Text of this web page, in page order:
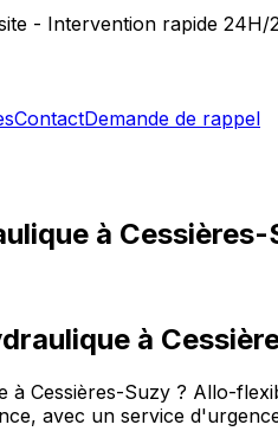
- Intervention rapide
ContactDemande de rappel
à
à
à Cessières-Suzy ? Allo-
avec un service